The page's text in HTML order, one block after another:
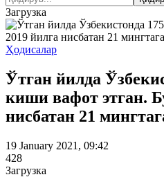
Загрузка
Ҳодисалар
Ўтган йилда
киши вафот этган.
нисбатан 21
19 January 2021, 09:42
428
Загрузка